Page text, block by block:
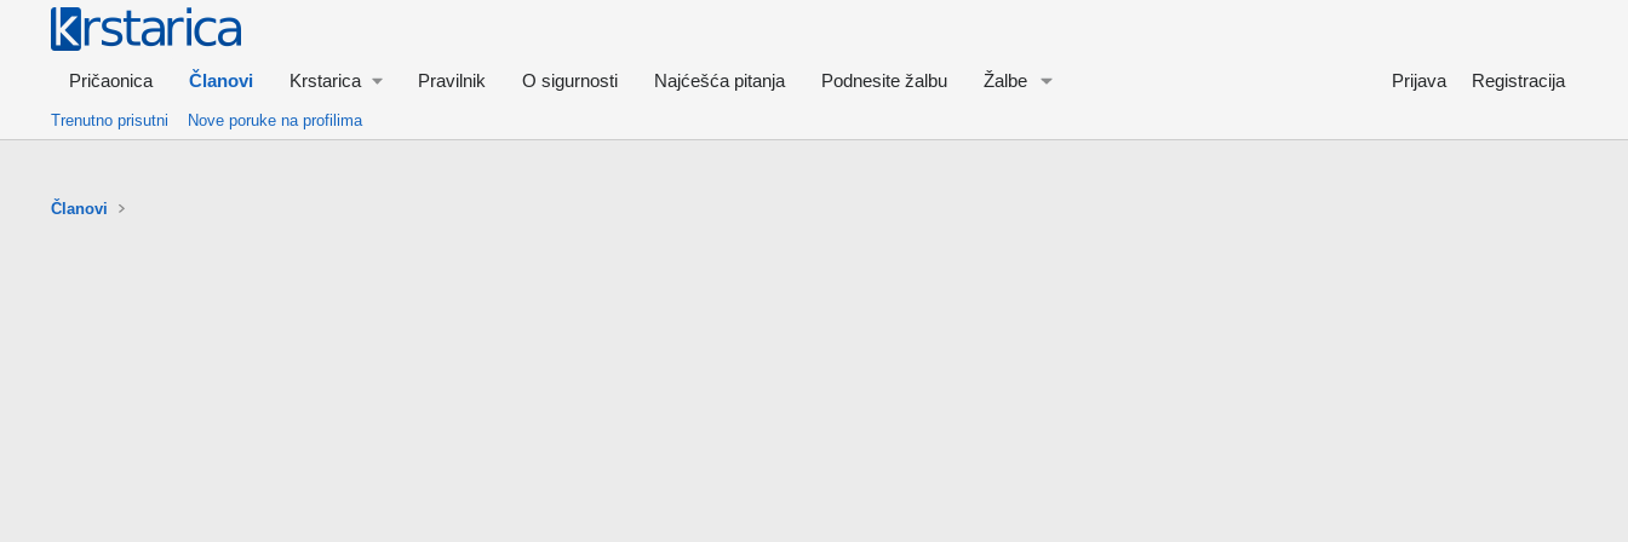
Pričaonica Članovi Krstarica Pravilnik O sigurnosti Najćešća pitanja Podnesite žalbu Žalbe Prijava Registracija
Trenutno prisutni Nove poruke na profilima
Članovi